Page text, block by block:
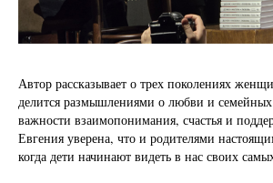
Автор рассказывает о трех поколениях
делится размышлениями о любви и
важности взаимопонимания, счастья и
Евгения уверена, что и родителями
когда дети начинают видеть в нас своих